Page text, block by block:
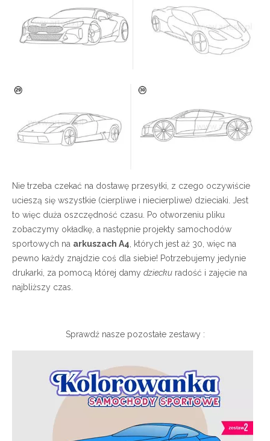
Nie trzeba czekać na dostawę przesyłki, z czego oczywiście
ucieszą się wszystkie (cierpliwe i niecierpliwe) dzieciaki. Jest
to więc duża oszczędność czasu. Po otworzeniu pliku
zobaczymy okładkę, a następnie projekty samochodów
sportowych na arkuszach A4 , których jest aż 30, więc na
pewno każdy znajdzie coś dla siebie! Potrzebujemy jedynie
drukarki, za pomocą której damy dziecku radość i zajęcie na
najbliższy czas.
Sprawdź nasze pozostałe zestawy :